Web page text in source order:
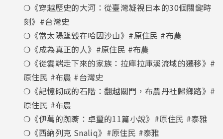
❍《穿越歷史的大河：從臺灣凝視日本的30個關鍵時
刻》#台灣史
❍《當太陽墜毀在哈因沙山》#原住民 #布農
❍《成為真正的人》#原住民 #布農
❍《從雲端走下來的家族：拉庫拉庫溪流域的遷移》#
原住民 #布農 #台灣史
❍《記憶砌成的石階：翻越關門，布農丹社歸鄉路》#
原住民 #布農
❍《伊萬的踟躕：卓璽的11篇小說》#原住民 #泰雅
❍《西納列克 Snaliq》#原住民 #泰雅